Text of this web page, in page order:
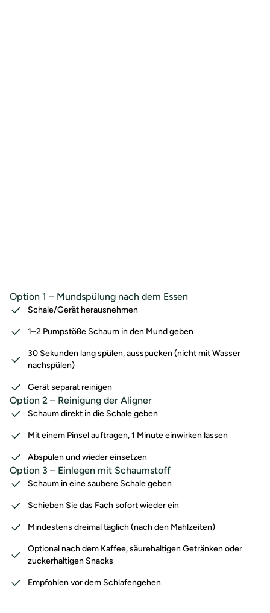
Option 1 – Mundspülung nach dem Essen
Schale/Gerät herausnehmen
1–2 Pumpstöße Schaum in den Mund geben
30 Sekunden lang spülen, ausspucken (nicht mit Wasser
nachspülen)
Gerät separat reinigen
Option 2 – Reinigung der Aligner
Schaum direkt in die Schale geben
Mit einem Pinsel auftragen, 1 Minute einwirken lassen
Abspülen und wieder einsetzen
Option 3 – Einlegen mit Schaumstoff
Schaum in eine saubere Schale geben
Schieben Sie das Fach sofort wieder ein
Mindestens dreimal täglich (nach den Mahlzeiten)
Optional nach dem Kaffee, säurehaltigen Getränken oder
zuckerhaltigen Snacks
Empfohlen vor dem Schlafengehen